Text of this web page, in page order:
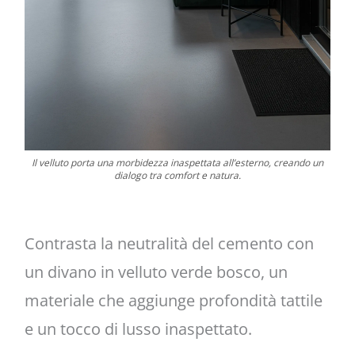
Il velluto porta una morbidezza inaspettata all’esterno, creando un
dialogo tra comfort e natura.
Contrasta la neutralità del cemento con
un divano in velluto verde bosco, un
materiale che aggiunge profondità tattile
e un tocco di lusso inaspettato.